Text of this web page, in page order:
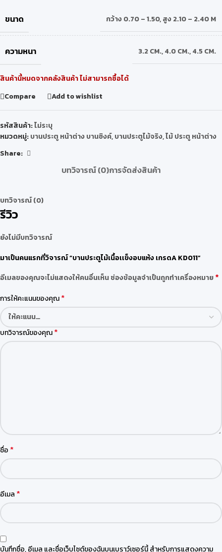
ขนาด กว้าง 0.70 – 1.50,สูง 2.10 – 2.40 M
ความหนา 3.2 CM.,4.0 CM.,4.5 CM.
สินค้านี้หมดจากคลังสินค้า ไม่สามารถซื้อได้
Compare
Add to wishlist
รหัสสินค้า:ไม่ระบุ
หมวดหมู่:บานประตู หน้าต่าง บานซิงค์,บานประตูไม้จริง,ไม้ ประตู หน้าต่าง
Share:
บทวิจารณ์ (0)การจัดส่งสินค้า
บทวิจารณ์ (0)
รีวิว
ยังไม่มีบทวิจารณ์
มาเป็นคนแรกที่วิจารณ์ “บานประตูไม้เนื้อเเข็งอบแห้ง เกรดA KD011”
อีเมลของคุณจะไม่แสดงให้คนอื่นเห็นช่องข้อมูลจำเป็นถูกทำเครื่องหมาย*
การให้คะแนนของคุณ*
บทวิจารณ์ของคุณ*
ชื่อ *
อีเมล *
บันทึกชื่อ, อีเมล และชื่อเว็บไซต์ของฉันบนเบราว์เซอร์นี้ สำหรับการแสดงความ